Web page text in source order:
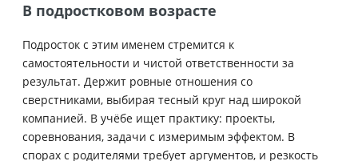
В подростковом возрасте
Подросток с этим именем стремится к
самостоятельности и чистой ответственности за
результат. Держит ровные отношения со
сверстниками, выбирая тесный круг над широкой
компанией. В учёбе ищет практику: проекты,
соревнования, задачи с измеримым эффектом. В
спорах с родителями требует аргументов, и резкость